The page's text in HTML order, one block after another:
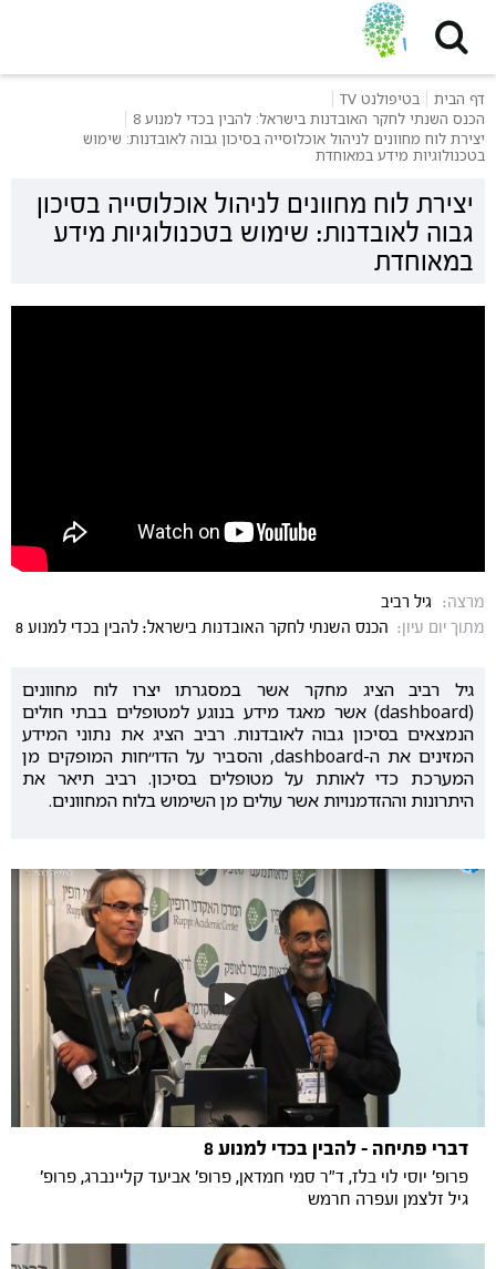
דף הבית
בטיפולנט TV
הכנס השנתי לחקר האובדנות בישראל: להבין בכדי למנוע 8
יצירת לוח מחוונים לניהול אוכלוסייה בסיכון גבוה לאובדנות: שימוש
בטכנולוגיות מידע במאוחדת
יצירת לוח מחוונים לניהול אוכלוסייה בסיכון
גבוה לאובדנות: שימוש בטכנולוגיות מידע
במאוחדת
מרצה:
גיל רביב
מתוך יום עיון: הכנס השנתי לחקר האובדנות בישראל: להבין בכדי למנוע 8
גיל רביב הציג מחקר אשר במסגרתו יצרו לוח מחוונים
(dashboard) אשר מאגד מידע בנוגע למטופלים בבתי חולים
הנמצאים בסיכון גבוה לאובדנות. רביב הציג את נתוני המידע
המזינים את ה-dashboard, והסביר על הדו״חות המופקים מן
המערכת כדי לאותת על מטופלים בסיכון. רביב תיאר את
היתרונות וההזדמנויות אשר עולים מן השימוש בלוח המחוונים.
דברי פתיחה - להבין בכדי למנוע 8
פרופ' יוסי לוי בלז, ד"ר סמי חמדאן, פרופ' אביעד קליינברג, פרופ'
גיל זלצמן ועפרה חרמש